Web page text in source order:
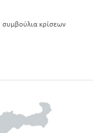
συμβούλια κρίσεων